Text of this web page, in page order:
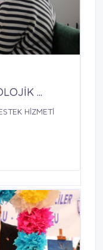
...
HİZMETİ